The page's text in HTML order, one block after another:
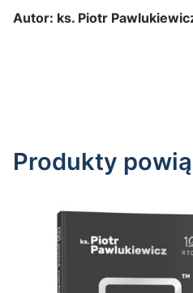
Autor: ks. Piotr
Produkty